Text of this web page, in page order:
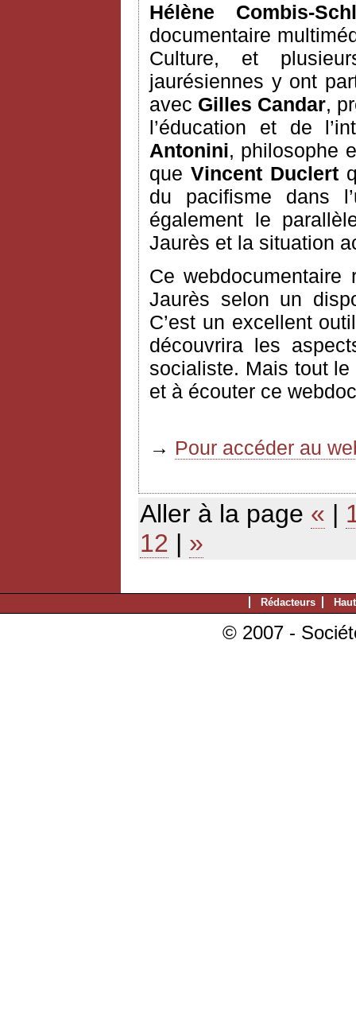
Hélène Combis-
documentaire
Culture, et
jaurésiennes y ont
avec Gilles Candar,
l’éducation et de
Antonini, philosophe
que Vincent Duclert
du pacifisme dans
également le
Jaurès et la situation
Ce
Jaurès selon un
C’est un excellent
découvrira les
socialiste. Mais tout
et à écouter ce
→ Pour accéder au
Aller à la page « |
12 | »
Rédacteurs
© 2007 -